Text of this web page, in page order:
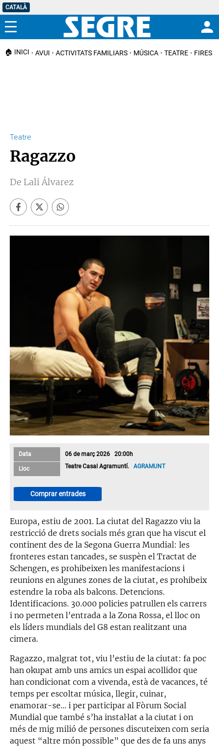
CATALÀ
Menú
🏠 INICI AVUI ACTIVITATS FAMILIARS MÚSICA TEATRE FIRES I
Teatre
Ragazzo
De Lali Álvarez
Data 06 de març 2026 20:00h
Lloc Teatre Casal Agramuntí.AGRAMUNT
Comprar entrades
Europa, estiu de 2001. La ciutat del Ragazzo viu la
restricció de drets socials més gran que ha viscut el
continent des de la Segona Guerra Mundial: les
fronteres estan tancades, se suspèn el Tractat de
Schengen, es prohibeixen les manifestacions i
reunions en algunes zones de la ciutat, es prohibeix
estendre la roba als balcons. Detencions.
Identificacions. 30.000 policies patrullen els carrers
i no permeten l’entrada a la Zona Rossa, el lloc on
els líders mundials del G8 estan realitzant una
cimera.
Ragazzo, malgrat tot, viu l’estiu de la ciutat: fa poc
han okupat amb uns amics un espai acollidor que
han condicionat com a vivenda, està de vacances, té
temps per escoltar música, llegir, cuinar,
enamorar-se… i per participar al Fòrum Social
Mundial que també s’ha instal·lat a la ciutat i on
més de mig milió de persones discuteixen com seria
aquest “altre món possible” que des de fa uns anys